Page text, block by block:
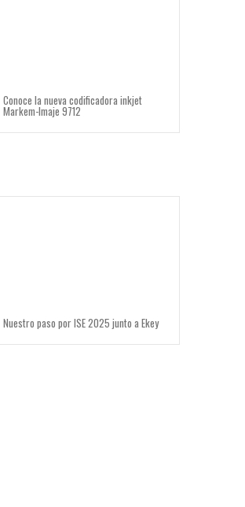
Conoce la nueva codificadora inkjet
Markem-Imaje 9712
Nuestro paso por ISE 2025 junto a Ekey